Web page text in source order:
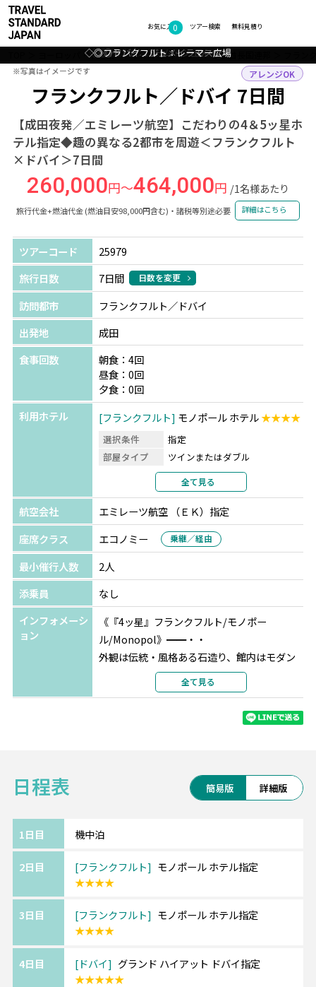
お気に入り
0 無料見積り
ツアー検索
ヨーロッパ・中近東・アフリカ ドイツ・アラブ首長国連邦
フランクフルト／ドバイ 7日間
【成田夜発／エミレーツ航空】こだわりの4＆5ッ星ホ
テル指定◆趣の異なる2都市を周遊＜フランクフルト
×ドバイ＞7日間
アレンジOK
260,000円～464,000円 /1名様あたり
旅行代金+燃油代金 (燃油目安98,000円含む)・諸税等別途必要 詳細はこちら
◇◎フランクフルト：街並み
◇◎ドバイ：パーム・ジュメイラ
◇◎ドバイ：ジュメイラモスク
◇◎フランクフルト：レーマー広場
フォトギャラリー
※写真はイメージです
※写真はイメージです
ツアーコード
25979
旅行日数
7日間 日数を変更
訪問都市
フランクフルト／ドバイ
出発地
成田
食事回数
朝食：4回
昼食：0回
夕食：0回
利用ホテル
フランクフルト モノポール ホテル★★★★
選択条件
指定
部屋タイプ
ツインまたはダブル
2名1室利用
部屋カテゴリ
指定なし
ドバイ グランド ハイアット ドバイ
★★★★★
選択条件
指定
部屋タイプ
利用形態
部屋カテゴリ
全て見る
航空会社
エミレーツ航空 （ＥＫ）指定
座席クラス
エコノミー 乗継／経由
最小催行人数
2人
添乗員
なし
インフォメーシ
ョン
《『4ッ星』フランクフルト/モノポー
ル/Monopol》━━・・
外観は伝統・風格ある石造り、館内はモダン
で明るい雰囲気の4ッ星ホテル。
中央駅のすぐそばに位置し、旧市街や近郊へ
15ヘクタールの美しい庭園、14軒のレストラ
ン/バー、プランジプール、
ッシュコート2面、ジム、
現代的な内装で広々とした客室で旅の疲れを
癒してください。
【エミレーツ航空】
SKYTRAX社の格付けで例年上位の実績を誇り
ます。
最新の機材・設備、厳選された機内食、
全て見る
日程表 簡易版 詳細版
1日目 機中泊
2日目 フランクフルト
モノポール ホテル指定
★★★★
3日目 フランクフルト
モノポール ホテル指定
★★★★
4日目 ドバイ
グランド ハイアット ドバイ指定
★★★★★